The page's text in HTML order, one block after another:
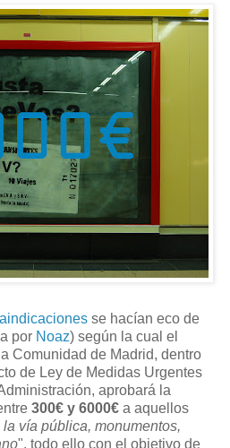
se hacían eco de
por Noaz) según la cual el
Comunidad de Madrid, dentro
de Ley de Medidas Urgentes
aprobará la
300€ y 6000€ a aquellos
vía pública, monumentos,
", todo ello con el objetivo de